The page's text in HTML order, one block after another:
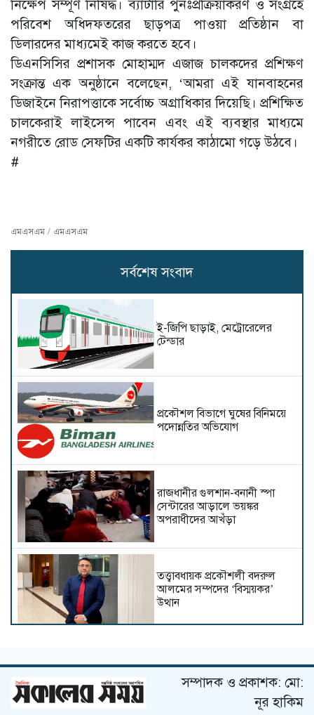
নিক্ষেপ সম্পূর্ণ নিষিদ্ধ। ব্যাটারি পুনঃপ্রক্রিয়াকরণ ও সংগ্রহে
পরিবেশ অধিদফতরের ছাড়পত্র পাওয়া প্রতিষ্ঠান বা
ডিলারদের মাধ্যমেই কাজ করতে হবে।
ডিএনসিসির প্রশাসক মোহাম্মদ এজাজ চালকদের প্রশিক্ষণ
সংক্রান্ত এক অনুষ্ঠানে বলেছেন, ‘আমরা এই যানবাহনের
ডিজাইনে নিরাপত্তাকে সর্বোচ্চ অগ্রাধিকার দিয়েছি। প্রশিক্ষিত
চালকেরাই লাইসেন্স পাবেন এবং এই ব্যবস্থার মাধ্যমে
নগরীতে রোড সেফটির একটি কার্যকর কাঠামো গড়ে উঠবে।
#
এমএসএম / এমএসএম
সর্বশেষ সংবাদ
ই-জিপি ছাড়াই, মেট্রোরেলের
টেন্ডার
প্রকৌশল বিভাগে ঘুষের বিনিময়ে
পদোন্নতির অভিযোগ
রাজধানীর গুলশান-বনানী স্পা
সেন্টারের আড়ালে ভয়ঙ্কর
অপরাধীদের আখঁড়া
তত্ত্বাবধায়ক প্রকৌশলী বদরুল
আলমের সম্পদের ‘বিস্ময়কর’
উত্থান
বেনজীর ইউরোপের কোন দেশে
পালানোর চেস্টা করছেন
সম্পাদক ও প্রকাশক: মো:
নূর হাকিম